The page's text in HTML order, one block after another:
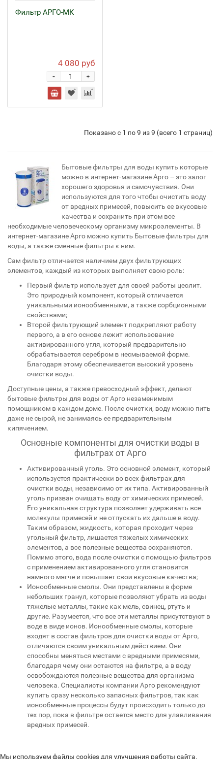
Фильтр АРГО-МК
4 080 руб
+
-
Показано с 1 по 9 из 9 (всего 1 страниц)
Бытовые фильтры для воды купить которые
можно в интернет-магазине Арго – это залог
хорошего здоровья и самочувствия. Они
используются для того чтобы очистить воду
от вредных примесей, повысить ее вкусовые
качества и сохранить при этом все
необходимые человеческому организму микроэлементы. В
интернет-магазине Арго можно купить Бытовые фильтры для
воды, а также сменные фильтры к ним.
Сам фильтр отличается наличием двух фильтрующих
элементов, каждый из которых выполняет свою роль:
Первый фильтр использует для своей работы цеолит.
Это природный компонент, который отличается
уникальными ионообменными, а также сорбционными
свойствами;
Второй фильтрующий элемент подкрепляют работу
первого, а в его основе лежит использование
активированного угля, который предварительно
обрабатывается серебром в несмываемой форме.
Благодаря этому обеспечивается высокий уровень
очистки воды.
Доступные цены, а также превосходный эффект, делают
бытовые фильтры для воды от Арго незаменимым
помощником в каждом доме. После очистки, воду можно пить
даже не сырой, не занимаясь ее предварительным
кипячением.
Основные компоненты для очистки воды в
фильтрах от Арго
Активированный уголь. Это основной элемент, который
используется практически во всех фильтрах для
очистки воды, независимо от их типа. Активированный
уголь призван очищать воду от химических примесей.
Его уникальная структура позволяет удерживать все
молекулы примесей и не отпускать их дальше в воду.
Таким образом, жидкость, которая проходит через
угольный фильтр, лишается тяжелых химических
элементов, а все полезные вещества сохраняются.
Помимо этого, вода после очистки с помощью фильтров
с применением активированного угля становится
намного мягче и повышает свои вкусовые качества;
Ионообменные смолы. Они представлены в форме
небольших гранул, которые позволяют убрать из воды
тяжелые металлы, такие как мель, свинец, ртуть и
другие. Разумеется, что все эти металлы присутствуют в
воде в виде ионов. Ионообменные смолы, которые
входят в состав фильтров для очистки воды от Арго,
отличаются своим уникальным действием. Они
способны меняться местами с вредными примесями,
благодаря чему они остаются на фильтре, а в воду
освобождаются полезные вещества для организма
человека. Специалисты компании Арго рекомендуют
купить сразу несколько запасных фильтров, так как
ионообменные процессы будут происходить только до
тех пор, пока в фильтре остается место для улавливания
вредных примесей.
Мы используем файлы cookies для улучшения работы сайта.